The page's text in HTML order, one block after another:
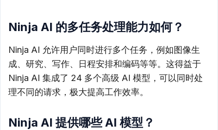
Ninja AI 的多任务处理能力如何？
Ninja AI 允许用户同时进行多个任务，例如图像生
成、研究、写作、日程安排和编码等等。这得益于
Ninja AI 集成了 24 多个高级 AI 模型，可以同时处
理不同的请求，极大提高工作效率。
Ninja AI 提供哪些 AI 模型？